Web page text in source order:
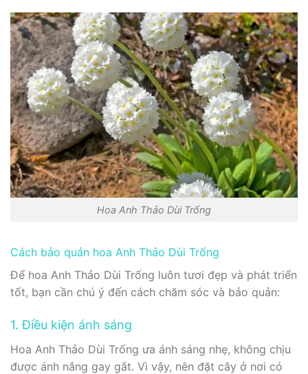
Hoa Anh Thảo Dùi Trống
Cách bảo quản hoa Anh Thảo Dùi Trống
Để hoa Anh Thảo Dùi Trống luôn tươi đẹp và phát triển
tốt, bạn cần chú ý đến cách chăm sóc và bảo quản:
1. Điều kiện ánh sáng
Hoa Anh Thảo Dùi Trống ưa ánh sáng nhẹ, không chịu
được ánh nắng gay gắt. Vì vậy, nên đặt cây ở nơi có